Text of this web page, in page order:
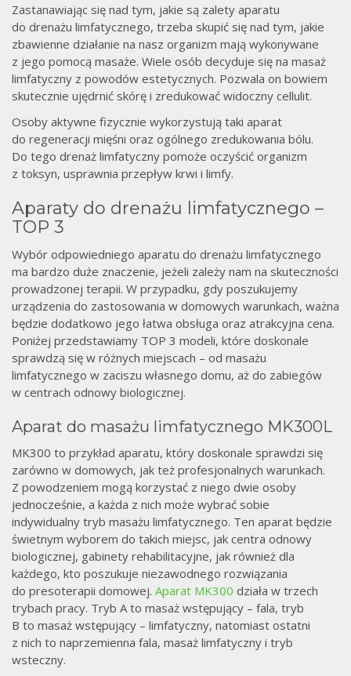
Zastanawiając się nad tym, jakie są zalety aparatu
do drenażu limfatycznego, trzeba skupić się nad tym, jakie
zbawienne działanie na nasz organizm mają wykonywane
z jego pomocą masaże. Wiele osób decyduje się na masaż
limfatyczny z powodów estetycznych. Pozwala on bowiem
skutecznie ujędrnić skórę i zredukować widoczny cellulit.
Osoby aktywne fizycznie wykorzystują taki aparat
do regeneracji mięśni oraz ogólnego zredukowania bólu.
Do tego drenaż limfatyczny pomoże oczyścić organizm
z toksyn, usprawnia przepływ krwi i limfy.
Aparaty do drenażu limfatycznego –
TOP 3
Wybór odpowiedniego aparatu do drenażu limfatycznego
ma bardzo duże znaczenie, jeżeli zależy nam na skuteczności
prowadzonej terapii. W przypadku, gdy poszukujemy
urządzenia do zastosowania w domowych warunkach, ważna
będzie dodatkowo jego łatwa obsługa oraz atrakcyjna cena.
Poniżej przedstawiamy TOP 3 modeli, które doskonale
sprawdzą się w różnych miejscach – od masażu
limfatycznego w zaciszu własnego domu, aż do zabiegów
w centrach odnowy biologicznej.
Aparat do masażu limfatycznego MK300L
MK300 to przykład aparatu, który doskonale sprawdzi się
zarówno w domowych, jak też profesjonalnych warunkach.
Z powodzeniem mogą korzystać z niego dwie osoby
jednocześnie, a każda z nich może wybrać sobie
indywidualny tryb masażu limfatycznego. Ten aparat będzie
świetnym wyborem do takich miejsc, jak centra odnowy
biologicznej, gabinety rehabilitacyjne, jak również dla
każdego, kto poszukuje niezawodnego rozwiązania
do presoterapii domowej. Aparat MK300 działa w trzech
trybach pracy. Tryb A to masaż wstępujący – fala, tryb
B to masaż wstępujący – limfatyczny, natomiast ostatni
z nich to naprzemienna fala, masaż limfatyczny i tryb
wsteczny.